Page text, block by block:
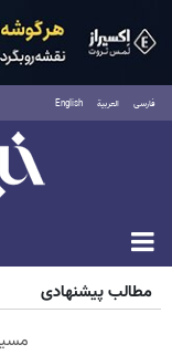
فارسی العربية English
مطالب پیشنهادی